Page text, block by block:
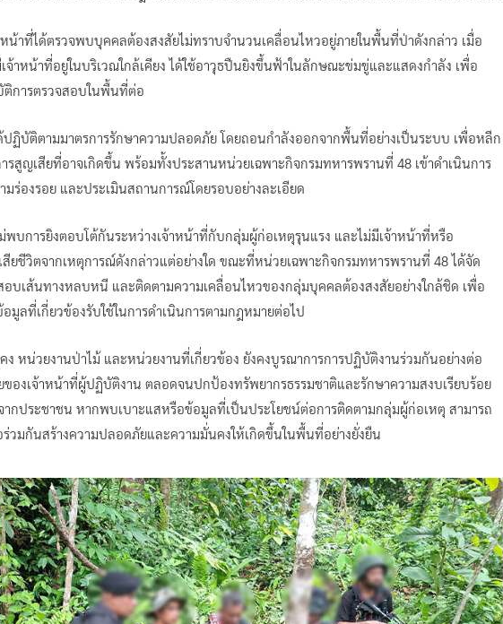
น้าที่ได้ตรวจพบบุคคลต้องสงสัยไม่ทราบจำนวนเคลื่อนไหวอยู่ภายในพื้นที่ป่าดังกล่าว เมื่อ
าหน้าที่อยู่ในบริเวณใกล้เคียง ได้ใช้อาวุธปืนยิงขึ้นฟ้าในลักษณะข่มขู่และแสดงกำลัง เพื่อ
ติการตรวจสอบในพื้นที่ต่อ
ปฏิบัติตามมาตรการรักษาความปลอดภัย โดยถอนกำลังออกจากพื้นที่อย่างเป็นระบบ เพื่อหลีก
รสูญเสียที่อาจเกิดขึ้น พร้อมทั้งประสานหน่วยเฉพาะกิจกรมทหารพรานที่ 48 เข้าดำเนินการ
ร่องรอย และประเมินสถานการณ์โดยรอบอย่างละเอียด
พบการยิงตอบโต้กันระหว่างเจ้าหน้าที่กับกลุ่มผู้ก่อเหตุรุนแรง และไม่มีเจ้าหน้าที่หรือ
ยชีวิตจากเหตุการณ์ดังกล่าวแต่อย่างใด ขณะที่หน่วยเฉพาะกิจกรมทหารพรานที่ 48 ได้จัด
บเส้นทางหลบหนี และติดตามความเคลื่อนไหวของกลุ่มบุคคลต้องสงสัยอย่างใกล้ชิด เพื่อ
ลที่เกี่ยวข้องรับใช้ในการดำเนินการตามกฎหมายต่อไป
หน่วยงานป่าไม้ และหน่วยงานที่เกี่ยวข้อง ยังคงบูรณาการการปฏิบัติงานร่วมกันอย่างต่อ
องเจ้าหน้าที่ผู้ปฏิบัติงาน ตลอดจนปกป้องทรัพยากรธรรมชาติและรักษาความสงบเรียบร้อย
กประชาชน หากพบเบาะแสหรือข้อมูลที่เป็นประโยชน์ต่อการติดตามกลุ่มผู้ก่อเหตุ สามารถ
วมกันสร้างความปลอดภัยและความมั่นคงให้เกิดขึ้นในพื้นที่อย่างยั่งยืน